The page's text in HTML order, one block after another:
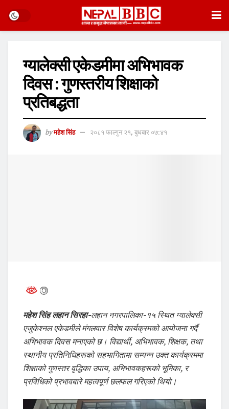
ग्यालेक्सी एकेडमीमा अभिभावक
दिवस : गुणस्तरीय शिक्षाको
प्रतिबद्धता
by महेश सिंह २०८१ फाल्गुन २१, बुधबार ०७:४१
महेश सिंह लहान सिरहा-लहान नगरपालिका-१५ स्थित ग्यालेक्सी
एजुकेश्नल एकेडमीले मंगलवार विशेष कार्यक्रमको आयोजना गर्दै
अभिभावक दिवस मनाएको छ। विद्यार्थी, अभिभावक, शिक्षक, तथा
स्थानीय प्रतिनिधिहरूको सहभागितामा सम्पन्न उक्त कार्यक्रममा
शिक्षाको गुणस्तर वृद्धिका उपाय, अभिभावकहरूको भूमिका, र
प्रविधिको प्रभावबारे महत्वपूर्ण छलफल गरिएको थियो।